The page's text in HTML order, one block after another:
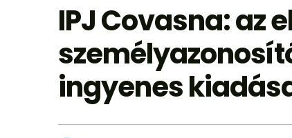
IPJ Covasna: az
ingyenes